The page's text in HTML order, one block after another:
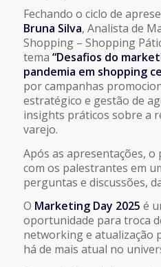
Fechando o ciclo de
Bruna Silva, Analista de
Shopping – Shopping
tema “Desafios do
pandemia em shopping
por campanhas
estratégico e gestão de
insights práticos sobre a
varejo.
Após as apresentações,
com os palestrantes em
perguntas e discussões,
O Marketing Day 2025 é
oportunidade para troca
networking e atualização
há de mais atual no